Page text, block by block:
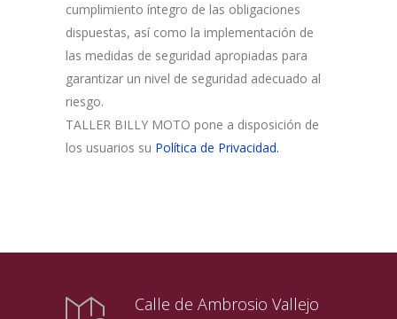
cumplimiento íntegro de las obligaciones
dispuestas, así como la implementación de
las medidas de seguridad apropiadas para
garantizar un nivel de seguridad adecuado al
riesgo.
TALLER BILLY MOTO pone a disposición de
los usuarios su Política de Privacidad.
Calle de Ambrosio Vallejo